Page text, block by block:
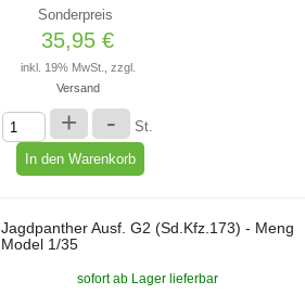
Sonderpreis
35,95 €
inkl. 19% MwSt., zzgl.
Versand
+ - St.
Jagdpanther Ausf. G2 (Sd.Kfz.173) - Meng
Model 1/35
sofort ab Lager lieferbar